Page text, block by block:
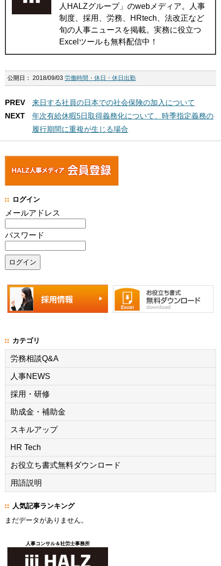
人HALZグループ」のwebメディア。人事
制度、採用、労務、HRtech、法改正など
旬の人事ニュースを掲載。実務に役立つ
Excelツールも無料配信中！
公開日： 2018/09/03 労働時間・休日・休日出勤
PREV
来日する社員の日本での社会保険の加入について
NEXT
年次有給休暇5日取得義務化について、時季指定義務の
履行期間に重複が生じる場合
ログイン
メールアドレス
パスワード
カテゴリ
労務相談Q&A
人事NEWS
採用・研修
助成金・補助金
スキルアップ
HR Tech
お役立ち書式無料ダウンロード
用語説明
人気記事ランキング
まだデータがありません。
人事コンサル＆社労士事務所